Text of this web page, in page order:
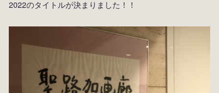
2022のタイトルが決まりました！！